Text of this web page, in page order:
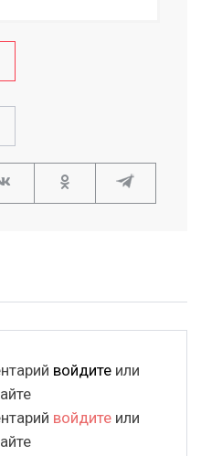
войдите или
войдите или